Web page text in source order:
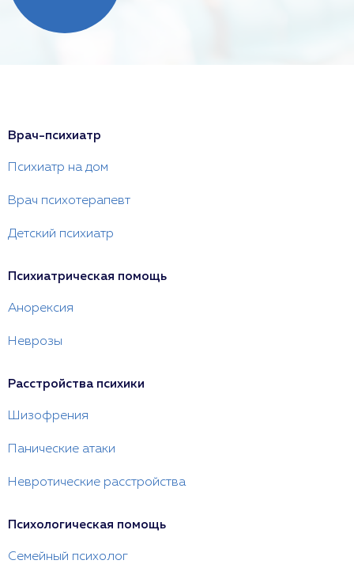
Врач-психиатр
Психиатр на дом
Врач психотерапевт
Детский психиатр
Психиатрическая помощь
Анорексия
Неврозы
Расстройства психики
Шизофрения
Панические атаки
Невротические расстройства
Психологическая помощь
Семейный психолог